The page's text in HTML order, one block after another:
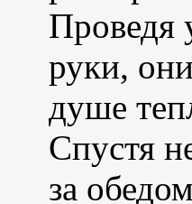
Проведя
руки,
душе
Спустя
за